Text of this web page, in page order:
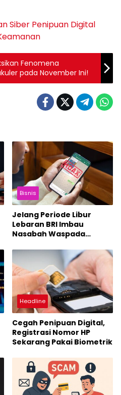
Siber Penipuan Digital
Fenomena
pada November Ini!
Bisnis
Jelang Periode Libur
Lebaran BRI Imbau
Nasabah Waspada
Headline
Cegah Penipuan Digital,
Registrasi Nomor HP
Sekarang Pakai Biometrik